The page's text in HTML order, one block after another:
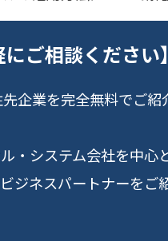
ご相談ください】
業を完全無料でご紹
システム会社を中心と
ネスパートナーをご